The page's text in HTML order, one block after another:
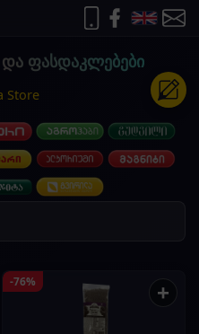
და ფასდაკლებები
Store
-76% +